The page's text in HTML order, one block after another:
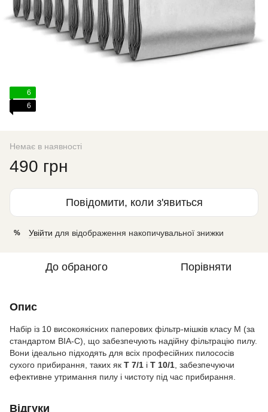
6
6
Немає в наявності
490 грн
Повідомити, коли з'явиться
% Увійти для відображення накопичувальної знижки
До обраного Порівняти
Опис
Набір із 10 високоякісних паперових фільтр-мішків класу M (за
стандартом BIA-C), що забезпечують надійну фільтрацію пилу.
Вони ідеально підходять для всіх професійних пилососів
сухого прибирання, таких як T 7/1 і T 10/1 , забезпечуючи
ефективне утримання пилу і чистоту під час прибирання.
Відгуки